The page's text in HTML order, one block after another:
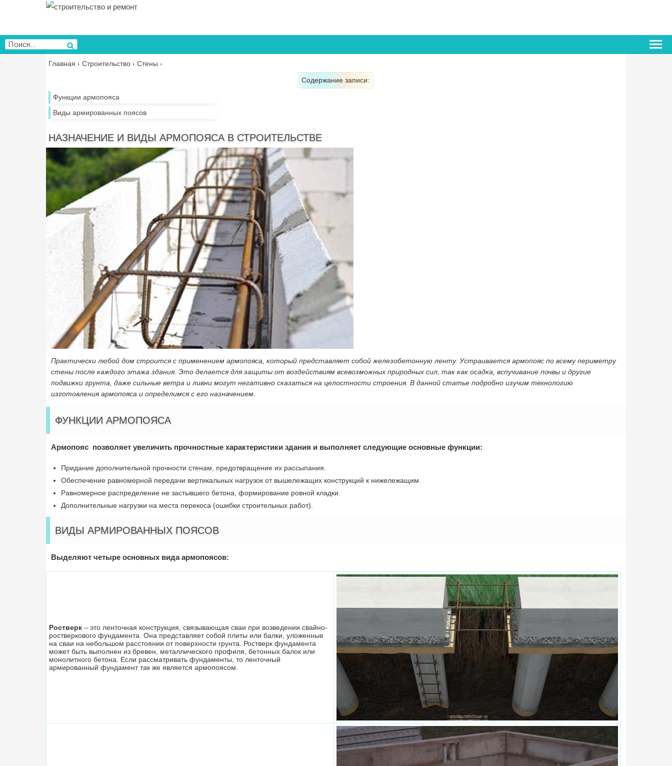
содержимому
Искать:
Поиск
Главная › Строительство › Стены ›
Содержание записи:
Функции армопояса
Виды армированных поясов
НАЗНАЧЕНИЕ И ВИДЫ АРМОПОЯСА В СТРОИТЕЛЬСТВЕ
Практически любой дом строится с применением армопояса, который представляет собой железобетонную ленту. Устраивается армопояс по всему периметру
стены после каждого этажа здания. Это делается для защиты от воздействиям всевозможных природных сил, так как осадка, вспучивание почвы и другие
подвижки грунта, даже сильные ветра и ливни могут негативно сказаться на целостности строения. В данной статье подробно изучим технологию
изготовления армопояса и определимся с его назначением.
ФУНКЦИИ АРМОПОЯСА
Армопояс позволяет увеличить прочностные характеристики здания и выполняет следующие основные функции:
Придание дополнительной прочности стенам, предотвращение их рассыпания.
Обеспечение равномерной передачи вертикальных нагрузок от вышележащих конструкций к нижележащим.
Равномерное распределение не застывшего бетона, формирование ровной кладки.
Дополнительные нагрузки на места перекоса (ошибки строительных работ).
ВИДЫ АРМИРОВАННЫХ ПОЯСОВ
Выделяют четыре основных вида армопоясов:
Ростверк – это ленточная конструкция, связывающая сваи при возведении свайно-
ростверкового фундамента. Она представляет собой плиты или балки, уложенные
на сваи на небольшом расстоянии от поверхности грунта. Ростверк фундамента
может быть выполнен из бревен, металлического профиля, бетонных балок или
монолитного бетона. Если рассматривать фундаменты, то ленточный
армированный фундамент так же является армопоясом.